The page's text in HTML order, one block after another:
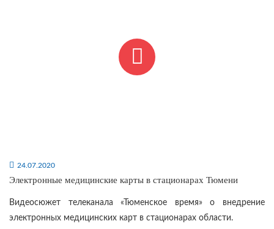
24.07.2020
Электронные медицинские карты в стационарах Тюмени
Видеосюжет телеканала «Тюменское время» о внедрение
электронных медицинских карт в стационарах области.